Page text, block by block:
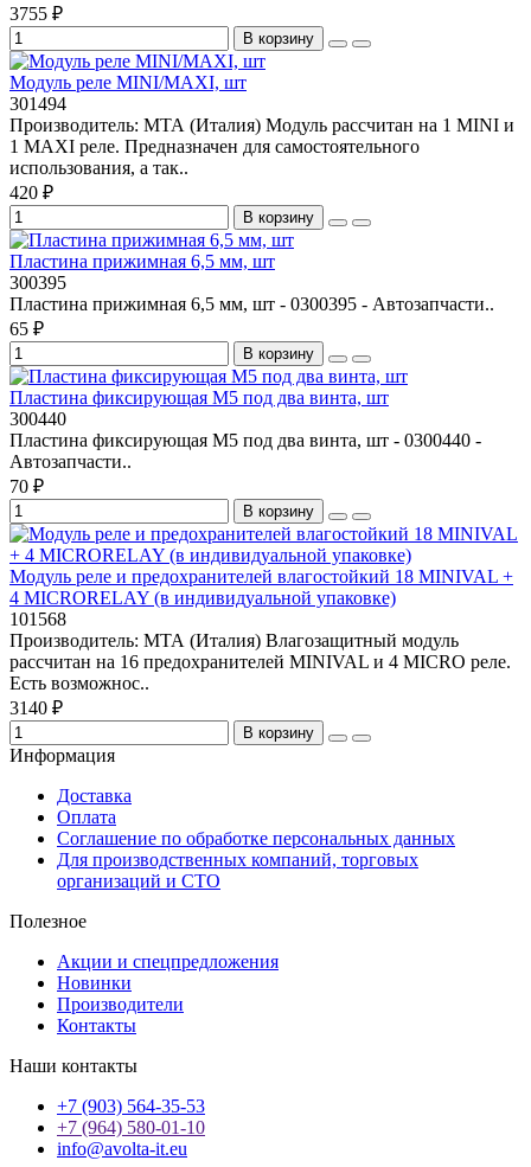
3755 ₽
В корзину
Модуль реле MINI/MAXI, шт
301494
Производитель: МТА (Италия) Модуль рассчитан на 1 MINI и
1 MAXI реле. Предназначен для самостоятельного
использования, а так..
420 ₽
В корзину
Пластина прижимная 6,5 мм, шт
300395
Пластина прижимная 6,5 мм, шт - 0300395 - Автозапчасти..
65 ₽
В корзину
Пластина фиксирующая M5 под два винта, шт
300440
Пластина фиксирующая M5 под два винта, шт - 0300440 -
Автозапчасти..
70 ₽
В корзину
Модуль реле и предохранителей влагостойкий 18 MINIVAL +
4 MICRORELAY (в индивидуальной упаковке)
101568
Производитель: МТА (Италия) Влагозащитный модуль
рассчитан на 16 предохранителей MINIVAL и 4 MICRO реле.
Есть возможнос..
3140 ₽
В корзину
Информация
Доставка
Оплата
Соглашение по обработке персональных данных
Для производственных компаний, торговых
организаций и СТО
Полезное
Акции и спецпредложения
Новинки
Производители
Контакты
Наши контакты
+7 (903) 564-35-53
+7 (964) 580-01-10
info@avolta-it.eu